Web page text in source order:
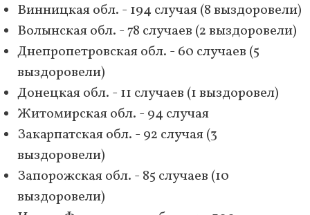
Винницкая обл. - 194 случая (8 выздоровели)
Волынская обл. - 78 случаев (2 выздоровели)
Днепропетровская обл. - 60 случаев (5
выздоровели)
Донецкая обл. - 11 случаев (1 выздоровел)
Житомирская обл. - 94 случая
Закарпатская обл. - 92 случая (3
выздоровели)
Запорожская обл. - 85 случаев (10
выздоровели)